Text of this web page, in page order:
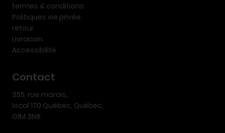
termes & conditions
Politiques vie privée
retour
Livraison
Accessibilité
Contact
355, rue marais,
local 170 Québec, Québec,
G1M 3N8